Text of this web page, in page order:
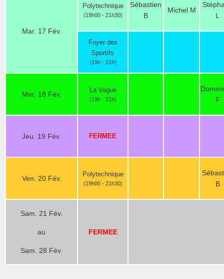
Mar. 17 Fév.
Polytechnique
(19h00 - 21h30)
Sébastien
B
Michel M
L
Foyer des
Sportifs
(19h - 21h)
Mer. 18 Fév.
La Vague
(19h - 21h)
F
Jeu. 19 Fév. FERMEE
Ven. 20 Fév.
Polytechnique
(19h00 - 21h30)
B
Sam. 21 Fév.
au
Sam. 28 Fév.
FERMEE